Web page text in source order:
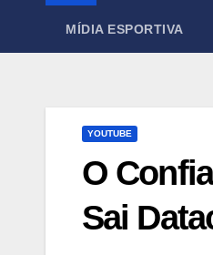
MÍDIA ESPORTIVA
YOUTUBE
O
Sai